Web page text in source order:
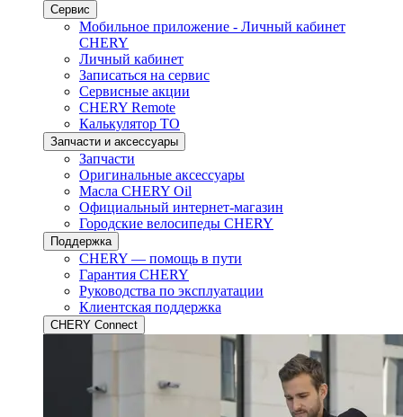
Сервис
Мобильное приложение - Личный кабинет
CHERY
Личный кабинет
Записаться на сервис
Сервисные акции
CHERY Remote
Калькулятор ТО
Запчасти и аксессуары
Запчасти
Оригинальные аксессуары
Масла CHERY Oil
Официальный интернет-магазин
Городские велосипеды CHERY
Поддержка
CHERY — помощь в пути
Гарантия CHERY
Руководства по эксплуатации
Клиентская поддержка
CHERY Connect